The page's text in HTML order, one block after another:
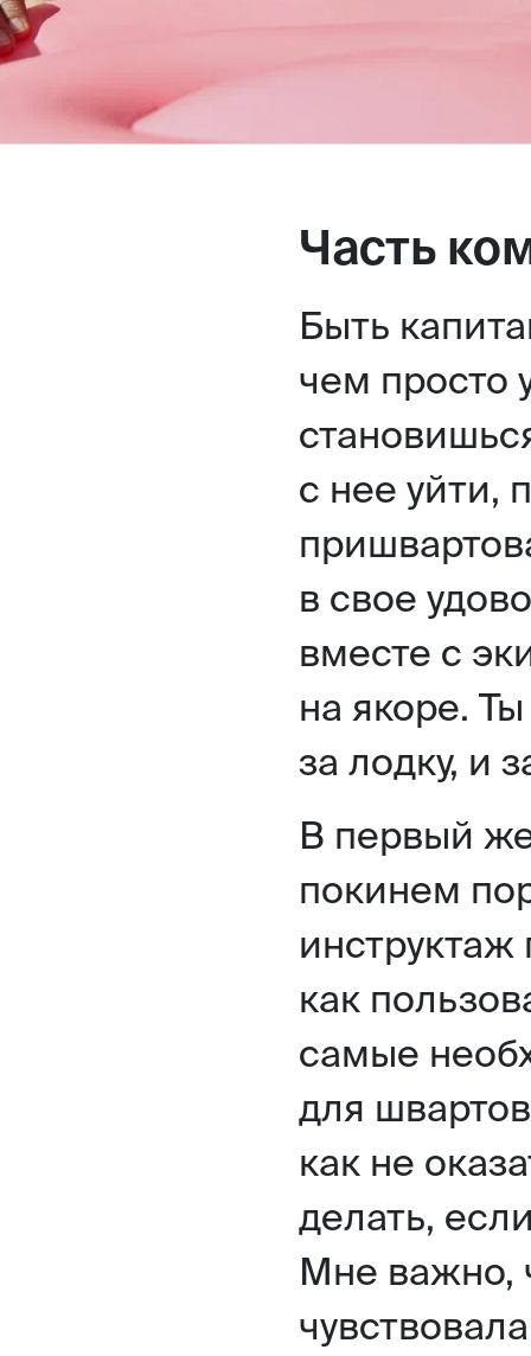
Часть
Быть
чем просто
с нее уйти,
в свое
вместе с
на якоре.
за лодку, и
В первый
покинем
инструктаж
как
самые
для
как не
делать,
Мне важно,